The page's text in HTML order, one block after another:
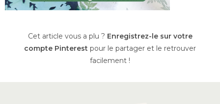
Cet article vous a plu ? Enregistrez-le sur votre
compte Pinterest pour le partager et le retrouver
facilement !